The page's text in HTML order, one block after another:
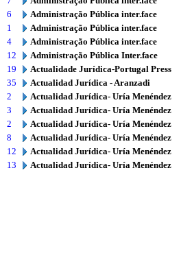
6
Administração Pública inter.face
1
Administração Pública inter.face
4
Administração Pública inter.face
12
Administração Pública Inter.face
19
Actualidade Jurídica-Portugal Press
35
Actualidad Jurídica - Aranzadi
2
Actualidad Jurídica- Uría Menéndez
3
Actualidad Jurídica- Uría Menéndez
2
Actualidad Jurídica- Uría Menéndez
8
Actualidad Jurídica- Uría Menéndez
12
Actualidad Jurídica- Uría Menéndez
13
Actualidad Jurídica- Uría Menéndez